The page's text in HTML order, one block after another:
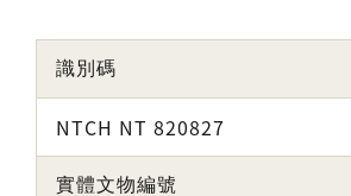
識別碼
NTCH NT 820827
實體文物編號